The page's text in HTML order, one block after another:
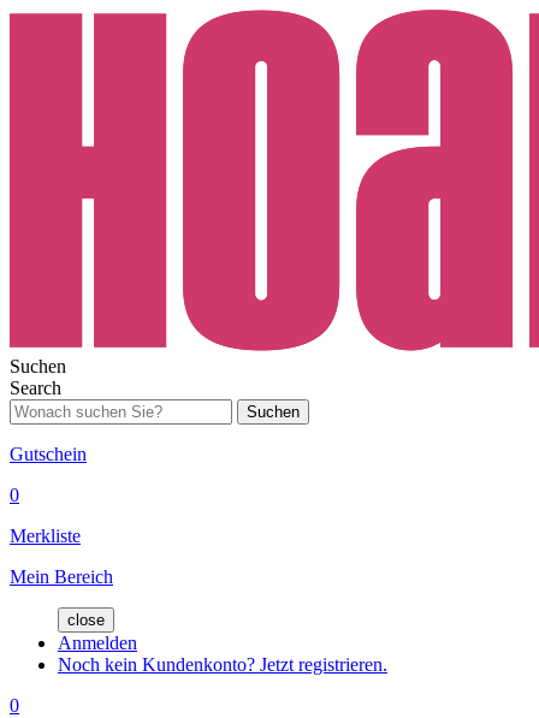
Suchen
Search
Suchen
Gutschein
0
Merkliste
Mein Bereich
close
Anmelden
Noch kein Kundenkonto? Jetzt registrieren.
0